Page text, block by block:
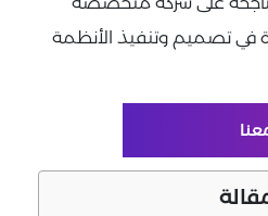
في تصميم وتنفيذ الأنظمة